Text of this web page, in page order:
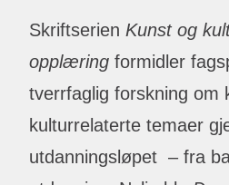
Skriftserien Kunst og
opplæring formidler
tverrfaglig forskning om
kulturrelaterte temaer
utdanningsløpet – fra